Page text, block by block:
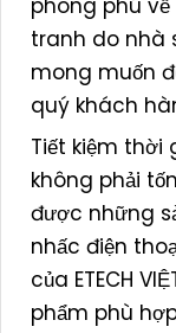
phong phú
tranh do nhà
mong muốn
quý khách
Tiết kiệm thời
không phải
được những
nhấc điện
của ETECH
phẩm phù